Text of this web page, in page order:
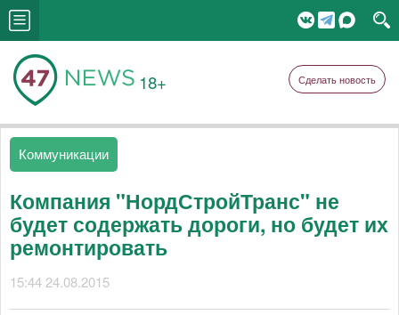
18+ Сделать новость
Коммуникации
Компания "НордСтройТранс" не
будет содержать дороги, но будет их
ремонтировать
15:44 24.08.2015